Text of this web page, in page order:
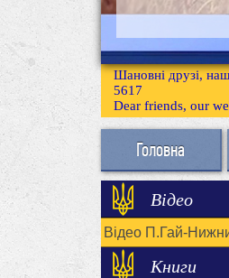
Шановні друзі,
5617
Dear friends, our
Головна
Відео
Відео П.Гай-
Книги